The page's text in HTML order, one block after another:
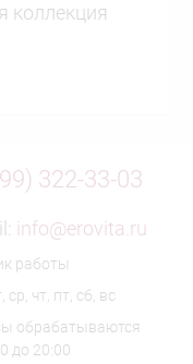
коллекция
322-33-03
info@erovita.ru
работы
ср, чт, пт, сб, вс
обрабатываются
до 20:00